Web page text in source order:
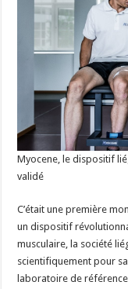
Myocene, le dispositif
validé
C’était une première
un dispositif
musculaire, la société
scientifiquement pour
laboratoire de